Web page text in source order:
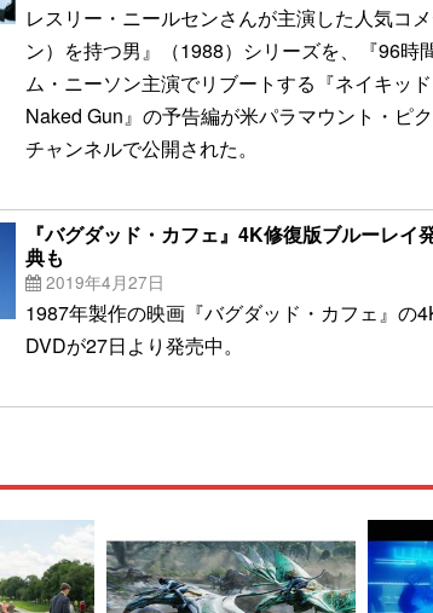
レスリー・ニールセンさんが主演した人気コ
ン）を持つ男』（1988）シリーズを、『96時
ム・ニーソン主演でリブートする『ネイキッ
Naked Gun』の予告編が米パラマウント・ピ
チャンネルで公開された。
『バグダッド・カフェ』4K修復版ブルーレ
典も
2019年4月27日
1987年製作の映画『バグダッド・カフェ』の
DVDが27日より発売中。